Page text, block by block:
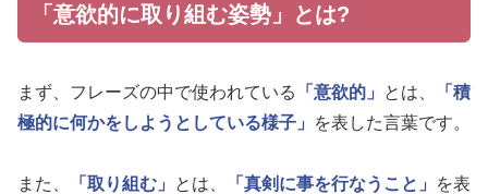
「意欲的に取り組む姿勢」とは?
まず、フレーズの中で使われている 「意欲的」 とは、
「積
極的に何かをしようとしている様子」
を表した言葉です。
また、 「取り組む」 とは、 「真剣に事を行なうこと」
を表